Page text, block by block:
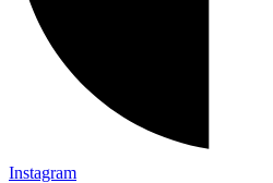
Instagram